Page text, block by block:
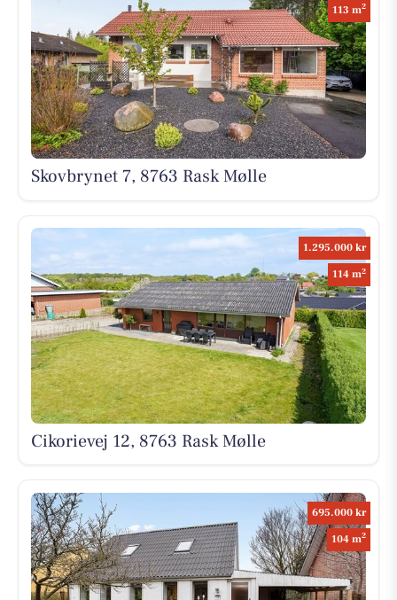
113 m2
Skovbrynet 7, 8763 Rask Mølle
1.295.000 kr
114 m2
Cikorievej 12, 8763 Rask Mølle
695.000 kr
104 m2